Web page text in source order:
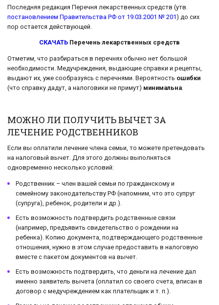
Последняя редакция Перечня лекарственных средств (утв.
постановлением Правительства РФ от 19.03.2001 № 201) до сих
пор остается действующей.
СКАЧАТЬ Перечень лекарственных средств
Отметим, что разбираться в перечнях обычно нет большой
необходимости. Медучреждения, выдающие справки и рецепты,
выдают их, уже сообразуясь с перечнями. Вероятность ошибки
(что справку дадут, а налоговики не примут) минимальна.
МОЖНО ЛИ ПОЛУЧИТЬ ВЫЧЕТ ЗА
ЛЕЧЕНИЕ РОДСТВЕННИКОВ
Если вы оплатили лечение члена семьи, то можете претендовать
на налоговый вычет. Для этого должны выполняться
одновременно несколько условий:
Родственник – член вашей семьи по гражданскому и
семейному законодательству РФ (напомним, что это супруг
(супруга), ребенок, родители и др.).
Есть возможность подтвердить родственные связи
(например, предъявить свидетельство о рождении на
ребенка). Копию документа, подтверждающего родственные
отношения, нужно в этом случае предоставить в налоговую
вместе с пакетом документов на вычет.
Есть возможность подтвердить, что деньги на лечение дал
именно заявитель вычета (оплатил со своего счета, вписан в
договор с медучреждением как плательщик и т. п.).